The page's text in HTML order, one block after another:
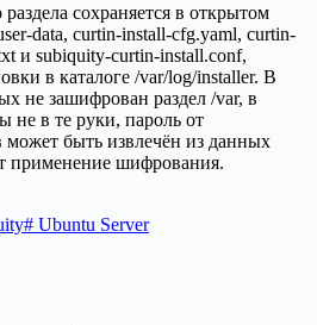
сохраняется в открытом
data, curtin-install-cfg.yaml, curtin-
и subiquity-curtin-install.conf,
в каталоге /var/log/installer. В
не зашифрован раздел /var, в
не в те руки, пароль от
быть извлечён из данных
применение шифрования.
# Ubuntu Server